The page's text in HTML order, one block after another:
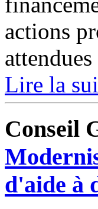
actions
Lire la
Conseil
d'aide à